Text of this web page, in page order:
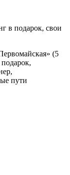
в подарок, свои
(5
пути